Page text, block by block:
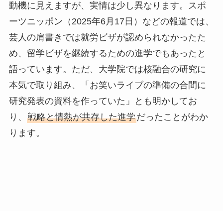
動機に見えますが、実情は少し異なります。スポ
ーツニッポン（2025年6月17日）などの報道では、
芸人の肩書きでは就労ビザが認められなかったた
め、留学ビザを継続するための進学でもあったと
語っています。ただ、大学院では核融合の研究に
本気で取り組み、「お笑いライブの準備の合間に
研究発表の資料を作っていた」とも明かしてお
り、 戦略と情熱が共存した進学だったことがわか
ります。